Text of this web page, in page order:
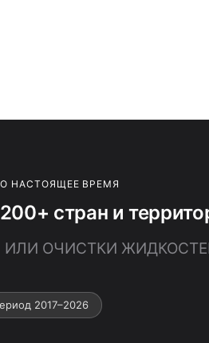
НАСТОЯЩЕЕ ВРЕМЯ
стран и
ИЛИ ОЧИСТКИ
2017–2026